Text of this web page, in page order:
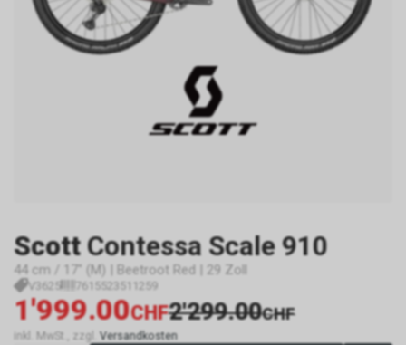
Scott Contessa Scale 910
44 cm / 17" (M) | Beetroot Red | 29 Zoll
V3625 7615523511259
1'999.00CHF2'299.00CHF
inkl. MwSt., zzgl. Versandkosten